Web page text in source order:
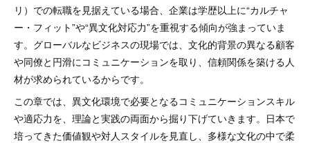
リ）での転職を見据えている場合、企業は学歴以上に“カルチャ
ー・フィット”や“異文化対応力”を重視する傾向が強まっていま
す。グローバルなビジネスの現場では、文化的背景の異なる顧客
や同僚と円滑にコミュニケーションを取り、信頼関係を築ける人
材が求められているからです。
この章では、異文化環境で必要となるコミュニケーションスキル
や適応力を、理論と実践の両面から掘り下げていきます。日本で
培ってきた価値観や対人スタイルを見直し、多様な文化の中で柔